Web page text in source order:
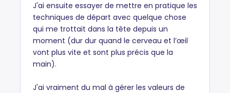
J'ai ensuite essayer de mettre en pratique les
techniques de départ avec quelque chose
qui me trottait dans la tête depuis un
moment (dur dur quand le cerveau et l’œil
vont plus vite et sont plus précis que la
main).
J'ai vraiment du mal à gérer les valeurs de